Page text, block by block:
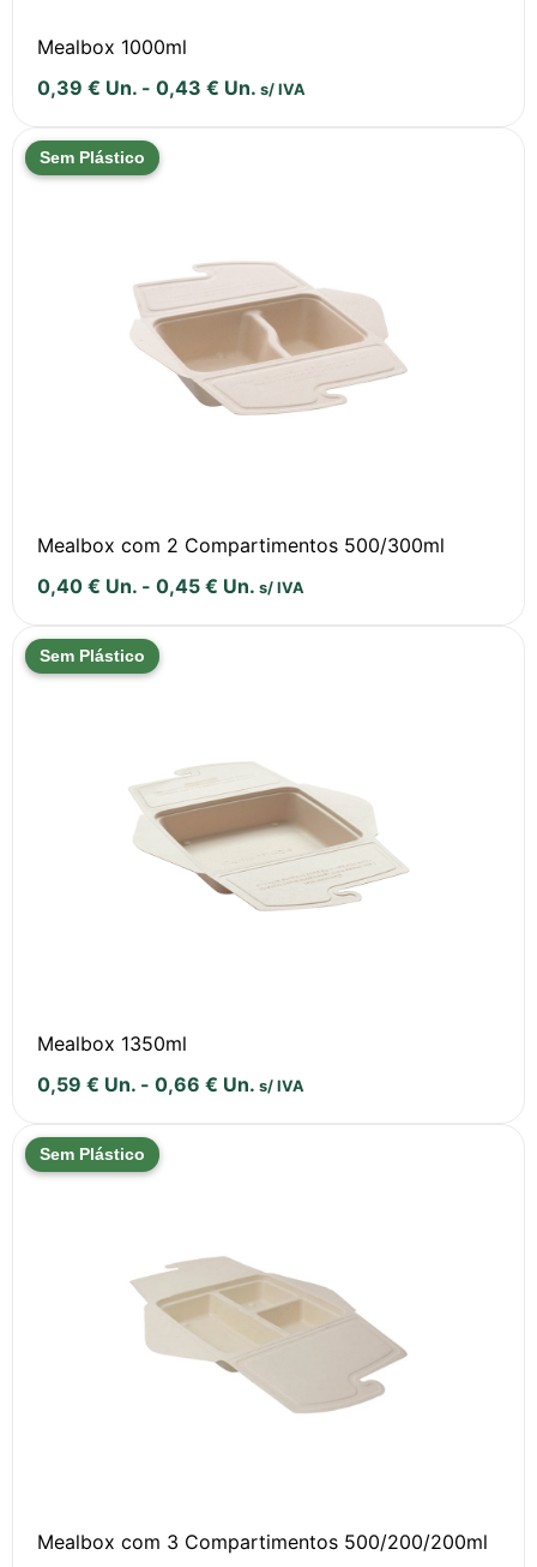
Mealbox 1000ml
0,39 € Un. - 0,43 € Un. s/ IVA
Sem Plástico
Mealbox com 2 Compartimentos 500/300ml
0,40 € Un. - 0,45 € Un. s/ IVA
Sem Plástico
Mealbox 1350ml
0,59 € Un. - 0,66 € Un. s/ IVA
Sem Plástico
Mealbox com 3 Compartimentos 500/200/200ml